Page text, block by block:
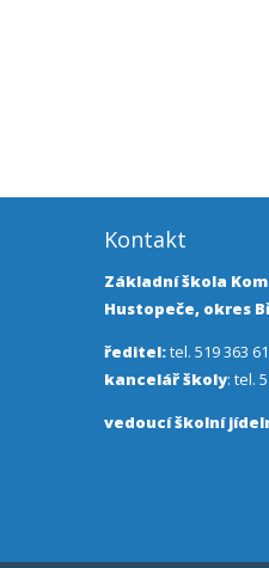
Kontakt
Základní škola
Hustopeče, okres
ředitel:tel. 519 363
kancelář školy: tel.
vedoucí školní